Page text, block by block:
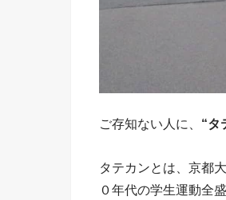
ご存知ない人に、 “タ
タテカンとは、京都
０年代の学生運動全